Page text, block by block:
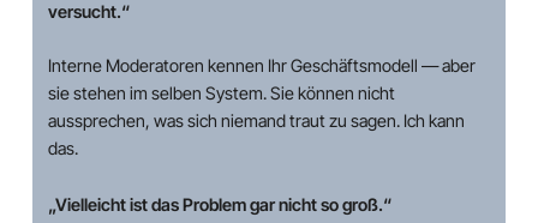
versucht.“
Interne Moderatoren kennen Ihr Geschäftsmodell — aber
sie stehen im selben System. Sie können nicht
aussprechen, was sich niemand traut zu sagen. Ich kann
das.
„Vielleicht ist das Problem gar nicht so groß.“